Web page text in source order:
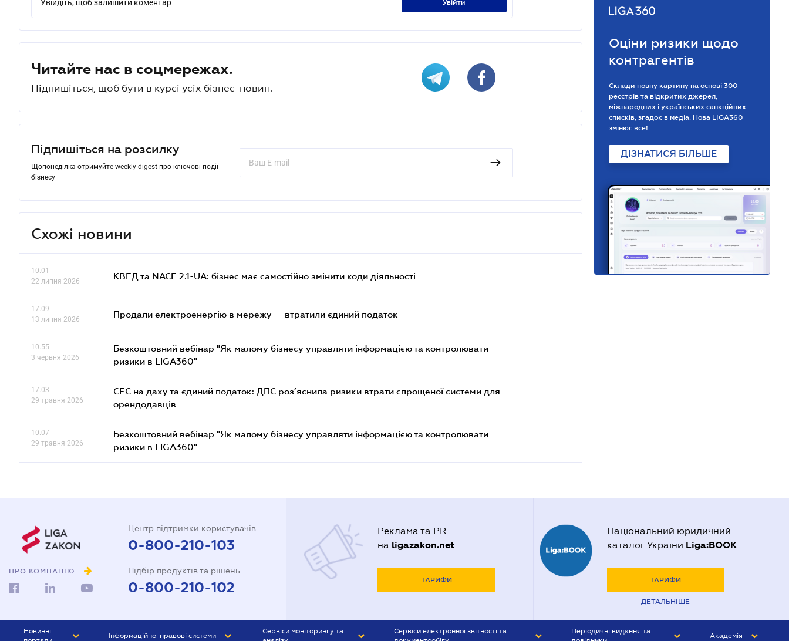
Увійдіть, щоб залишити коментар увійти
Читайте нас в соцмережах.
Підпишіться, щоб бути в курсі усіх бізнес-новин.
Підпишіться на розсилку
Щопонеділка отримуйте weekly-digest про ключові події
бізнесу
Схожі новини
10.01
22 липня 2026
КВЕД та NACE 2.1-UA: бізнес має самостійно змінити коди діяльності
17.09
13 липня 2026
Продали електроенергію в мережу — втратили єдиний податок
10.55
3 червня 2026
Безкоштовний вебінар "Як малому бізнесу управляти інформацією та контролювати
ризики в LIGA360"
17.03
29 травня 2026
СЕС на даху та єдиний податок: ДПС роз’яснила ризики втрати спрощеної системи для
орендодавців
10.07
29 травня 2026
Безкоштовний вебінар "Як малому бізнесу управляти інформацією та контролювати
ризики в LIGA360"
Оціни ризики щодо
контрагентів
Склади повну картину на основі 300
реєстрів та відкритих джерел,
міжнародних і українських санкційних
списків, згадок в медіа. Нова LIGA360
змінює все!
ДІЗНАТИСЯ БІЛЬШЕ
ПРО КОМПАНІЮ
Центр підтримки користувачів
0-800-210-103
Підбір продуктів та рішень
0-800-210-102
Реклама та PR
на ligazakon.net
ТАРИФИ
Національний юридичний
каталог України Liga:BOOK
ТАРИФИ
ДЕТАЛЬНІШЕ
Новинні
Інформаційно-правові системи
Сервіси моніторингу та
Сервіси електронної звітності та
Періодичні видання та
Академія